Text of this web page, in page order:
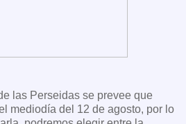
las Perseidas se prevee que
mediodía del 12 de agosto, por lo